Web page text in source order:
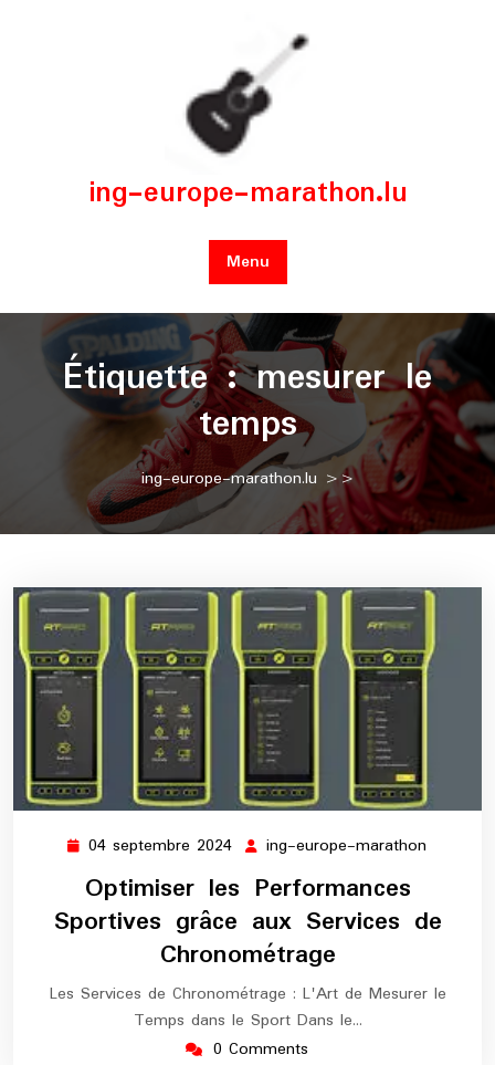
ing-europe-marathon.lu
Menu
Étiquette :mesurer le
temps
ing-europe-marathon.lu >>
04 septembre 2024 04
septembre
2024
ing-europe-marathon
Optimiser les Performances
Sportives grâce aux Services de
Chronométrage
Les Services de Chronométrage : L'Art de Mesurer le
Temps dans le Sport Dans le…
0 Comments